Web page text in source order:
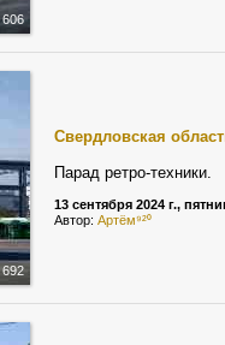
606
692
Свердловская
Парад ретро-техники.
13 сентября 2024 г.,
Автор: Артём⁹²⁰